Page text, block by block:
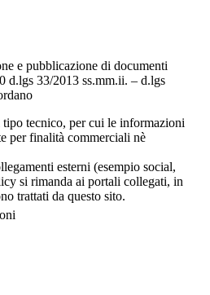
e pubblicazione di documenti
d.lgs 33/2013 ss.mm.ii. – d.lgs
tecnico, per cui le informazioni
per finalità commerciali nè
esterni (esempio social,
si rimanda ai portali collegati, in
trattati da questo sito.